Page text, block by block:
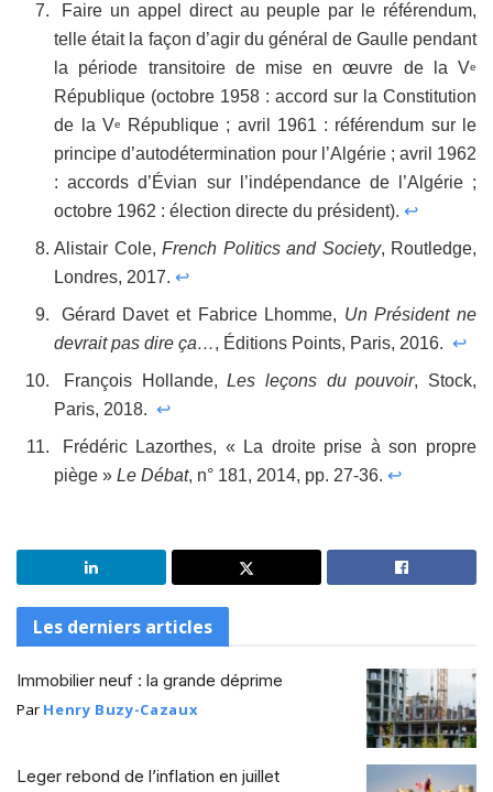
Faire un appel direct au peuple par le référendum,
telle était la façon d’agir du général de Gaulle pendant
la période transitoire de mise en œuvre de la Ve
République (octobre 1958 : accord sur la Constitution
de la Ve
République ; avril 1961 : référendum sur le
principe d’autodétermination pour l’Algérie ; avril 1962
: accords d’Évian sur l’indépendance de l’Algérie ;
octobre 1962 : élection directe du président). ↩
Alistair Cole,French Politics and Society, Routledge,
Londres, 2017. ↩
Gérard Davet et Fabrice Lhomme, Un Président ne
devrait pas dire ça…, Éditions Points, Paris, 2016. ↩
François Hollande,Les leçons du pouvoir, Stock,
Paris, 2018. ↩
Frédéric Lazorthes, « La droite prise à son propre
piège »Le Débat, n° 181, 2014, pp. 27-36. ↩
Les derniers articles
Immobilier neuf : la grande déprime
Par Henry Buzy-Cazaux
Leger rebond de l’inflation en juillet